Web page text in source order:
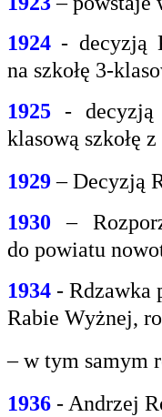
1924 - decyzją
na szkołę 3-
1925 - decyzją
klasową szkołę
1929– Decyzją
1930 –
do powiatu
1934 - Rdzawka
Rabie Wyżnej,
– w tym samym
1936 - Andrzej